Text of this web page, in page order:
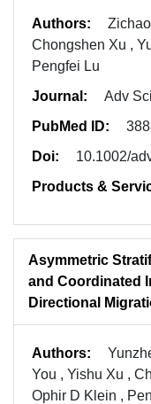
Authors:
Chongshen Xu ,
Pengfei Lu
Journal:
Adv
PubMed ID:
Doi:
10.1002/
Products &
Asymmetric
and Coordinated
Directional
Authors:
You , Yishu Xu ,
Ophir D Klein ,